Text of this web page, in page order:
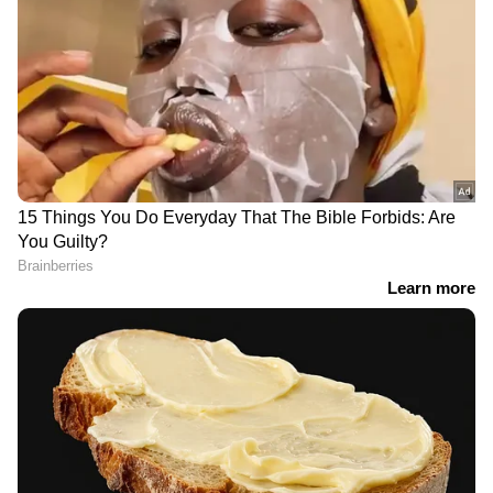
ആഴത്തിലുള്ള വിശകലനവും സമഗ്രമായ
റിപ്പോർട്ടിംഗും — എല്ലാം ഒരൊറ്റ സ്ഥലത്ത്.
ഏത് സമയത്തും, എവിടെയും
വിശ്വസനീയമായ വാർത്തകൾ ലഭിക്കാൻ
Asianet News Malayalam